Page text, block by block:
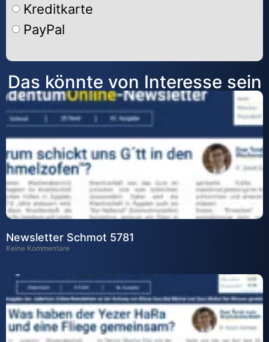
Kreditkarte
PayPal
Alternative:
Das könnte von Interesse sein
Newsletter Schmot 5781
Keine Kommentare